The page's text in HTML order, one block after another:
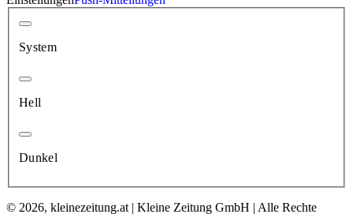
System
Hell
Dunkel
© 2026, kleinezeitung.at | Kleine Zeitung GmbH | Alle Rechte